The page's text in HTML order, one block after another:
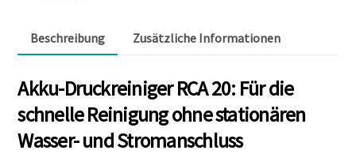
Beschreibung Zusätzliche Informationen
Akku-Druckreiniger RCA 20: Für die
schnelle Reinigung ohne stationären
Wasser- und Stromanschluss